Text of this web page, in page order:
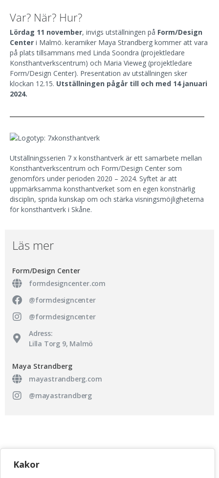
Kakor
Var? När? Hur?
Lördag 11 november, invigs utställningen på Form/Design
Center i Malmö. keramiker Maya Strandberg kommer att vara
på plats tillsammans med Linda Soondra (projektledare
Konsthantverkscentrum) och Maria Vieweg (projektledare
Form/Design Center). Presentation av utställningen sker
klockan 12.15. Utställningen pågår till och med 14 januari
2024.
Utställningsserien 7 x konsthantverk är ett samarbete mellan
Konsthantverkscentrum och Form/Design Center som
genomförs under perioden 2020 – 2024. Syftet är att
uppmärksamma konsthantverket som en egen konstnärlig
disciplin, sprida kunskap om och stärka visningsmöjligheterna
för konsthantverk i Skåne.
Läs mer
Form/Design Center
formdesigncenter.com
@formdesigncenter
@formdesigncenter
Adress:
Lilla Torg 9, Malmö
Maya Strandberg
mayastrandberg.com
@mayastrandberg
KONSTHANTVERKSCENTRUM
Bellmansgatan 5 • 118 20 Stockholm